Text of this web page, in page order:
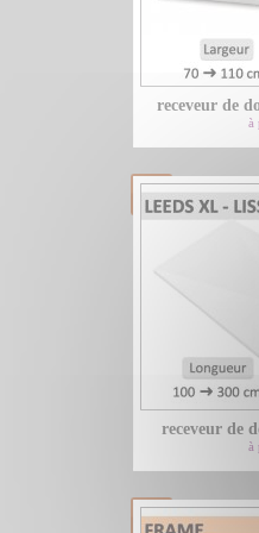
receveur de
à
receveur de
à